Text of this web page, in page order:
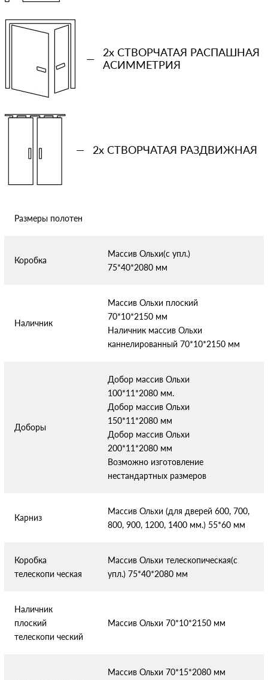
—
2x СТВОРЧАТАЯ РАСПАШНАЯ
АСИММЕТРИЯ
— 2x СТВОРЧАТАЯ РАЗДВИЖНАЯ
Размеры полотен
Коробка
Массив Ольхи(с упл.)
75*40*2080 мм
Наличник
Массив Ольхи плоский
70*10*2150 мм
Наличник массив Ольхи
каннелированный 70*10*2150 мм
Доборы
Добор массив Ольхи
100*11*2080 мм.
Добор массив Ольхи
150*11*2080 мм
Добор массив Ольхи
200*11*2080 мм
Возможно изготовление
нестандартных размеров
Карниз
Массив Ольхи (для дверей 600, 700,
800, 900, 1200, 1400 мм.) 55*60 мм
Коробка
телескопи ческая
Массив Ольхи телескопическая(с
упл.) 75*40*2080 мм
Наличник
плоский
телескопи ческий
Массив Ольхи 70*10*2150 мм
Массив Ольхи 70*15*2080 мм
Сообщение
Отправляя форму вы соглашаетесь с условиями